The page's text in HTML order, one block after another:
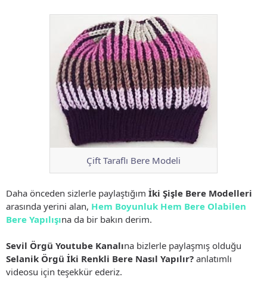
Çift Taraflı Bere Modeli
Daha önceden sizlerle paylaştığım İki Şişle Bere Modelleri
arasında yerini alan, Hem Boyunluk Hem Bere Olabilen
Bere Yapılışına da bir bakın derim.
Sevil Örgü Youtube Kanalına bizlerle paylaşmış olduğu
Selanik Örgü İki Renkli Bere Nasıl Yapılır? anlatımlı
videosu için teşekkür ederiz.